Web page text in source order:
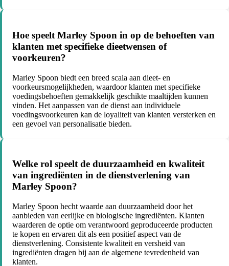
Hoe speelt Marley Spoon in op de behoeften van
klanten met specifieke dieetwensen of
voorkeuren?
Marley Spoon biedt een breed scala aan dieet- en
voorkeursmogelijkheden, waardoor klanten met specifieke
voedingsbehoeften gemakkelijk geschikte maaltijden kunnen
vinden. Het aanpassen van de dienst aan individuele
voedingsvoorkeuren kan de loyaliteit van klanten versterken en
een gevoel van personalisatie bieden.
Welke rol speelt de duurzaamheid en kwaliteit
van ingrediënten in de dienstverlening van
Marley Spoon?
Marley Spoon hecht waarde aan duurzaamheid door het
aanbieden van eerlijke en biologische ingrediënten. Klanten
waarderen de optie om verantwoord geproduceerde producten
te kopen en ervaren dit als een positief aspect van de
dienstverlening. Consistente kwaliteit en versheid van
ingrediënten dragen bij aan de algemene tevredenheid van
klanten.